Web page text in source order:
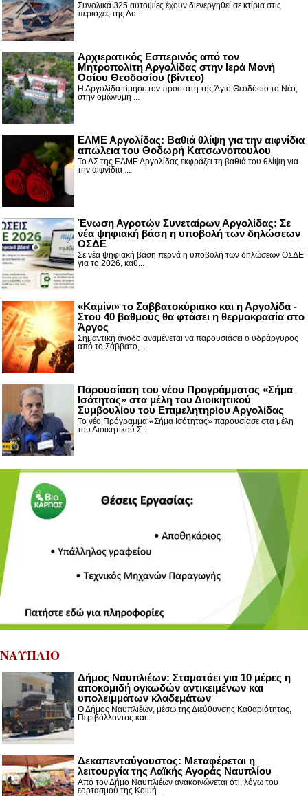
Συνολικά 325 αυτοψίες έχουν διενεργηθεί σε κτίρια στις
περιοχές της Δυ...
Αρχιερατικός Εσπερινός από τον
Μητροπολίτη Αργολίδας στην Ιερά Μονή
Οσίου Θεοδοσίου (βίντεο)
Η Αργολίδα τίμησε τον προστάτη της Άγιο Θεοδόσιο το Νέο,
στην ομώνυμη ...
ΕΛΜΕ Αργολίδας: Βαθιά θλίψη για την αιφνίδια
απώλεια του Θοδωρή Κατσωνόπουλου
Το ΔΣ της ΕΛΜΕ Αργολίδας εκφράζει τη βαθιά του θλίψη για
την αιφνίδια ...
Ένωση Αγροτών Συνεταίρων Αργολίδας: Σε
νέα ψηφιακή βάση η υποβολή των δηλώσεων
ΟΣΔΕ
Σε νέα ψηφιακή βάση περνά η υποβολή των δηλώσεων ΟΣΔΕ
για το 2026, καθ...
«Καμίνι» το Σαββατοκύριακο και η Αργολίδα -
Στου 40 βαθμούς θα φτάσει η θερμοκρασία στο
Άργος
Σημαντική άνοδο αναμένεται να παρουσιάσει ο υδράργυρος
από το Σάββατο,...
Παρουσίαση του νέου Προγράμματος «Σήμα
Ισότητας» στα μέλη του Διοικητικού
Συμβουλίου του Επιμελητηρίου Αργολίδας
Το νέο Πρόγραμμα «Σήμα Ισότητας» παρουσίασε στα μέλη
του Διοικητικού Σ...
ΝΑΥΠΛΙΟ
Δήμος Ναυπλιέων: Σταματάει για 10 μέρες η
αποκομιδή ογκωδών αντικειμένων και
υπολειμμάτων κλαδεμάτων
Ο Δήμος Ναυπλιέων, μέσω της Διεύθυνσης Καθαριότητας,
Περιβάλλοντος και...
Δεκαπενταύγουστος: Μεταφέρεται η
λειτουργία της Λαϊκής Αγοράς Ναυπλίου
Από τον Δήμο Ναυπλιέων ανακοινώνεται ότι, λόγω του
εορτασμού της Κοιμή...